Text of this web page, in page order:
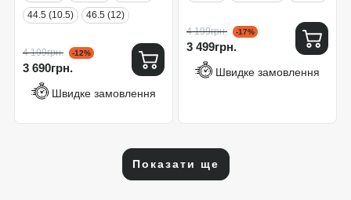
44.5 (10.5)
46.5 (12)
4 199грн. -12%
3 690грн.
Швидке замовлення
4 199грн. -17%
3 499грн.
Швидке замовлення
Показати ще